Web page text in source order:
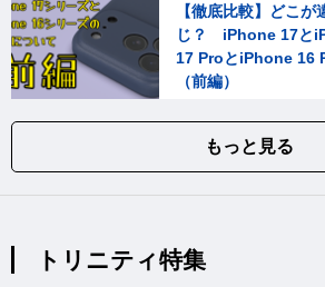
【徹底比較】どこ
じ？ iPhone 17と
17 ProとiPhone 16
（前編）
もっと見る
トリニティ特集